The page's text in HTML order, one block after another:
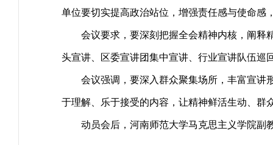
单位要切实提高政治站位，增强责任感与使命感
会议要求，要深刻把握全会精神内核，阐释
头宣讲、区委宣讲团集中宣讲、行业宣讲队伍巡
会议强调，要深入群众聚集场所，丰富宣讲
于理解、乐于接受的内容，让精神鲜活生动、群
动员会后，河南师范大学马克思主义学院副